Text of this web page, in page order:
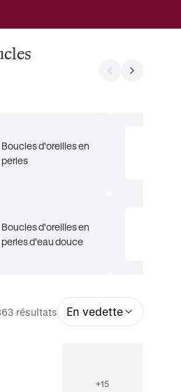
Boucles d'oreilles en
perles
Boucles d'oreilles en
perles d'eau douce
résultats En vedette
+15